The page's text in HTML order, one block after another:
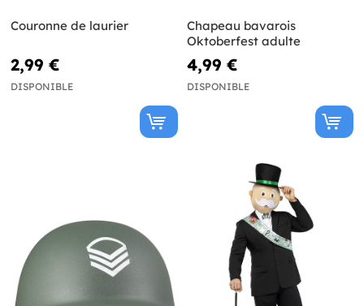
Couronne de laurier
2,99 €
DISPONIBLE
Chapeau bavarois
Oktoberfest adulte
4,99 €
DISPONIBLE